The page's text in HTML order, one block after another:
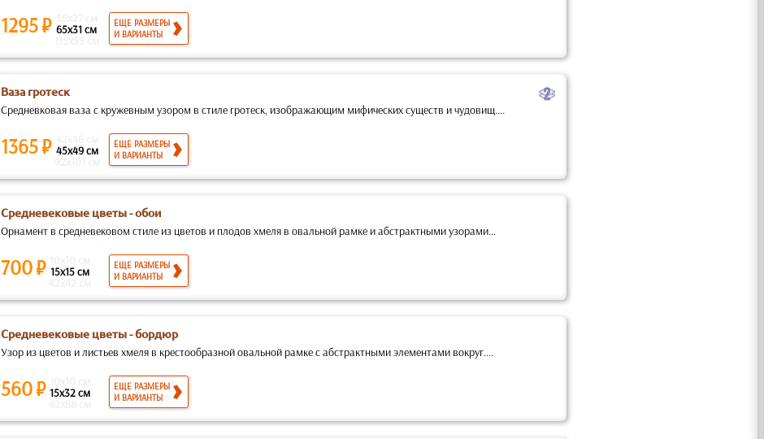
1295 ₽ 65x31 см
ЕЩЕ РАЗМЕРЫ
И ВАРИАНТЫ
Ваза гротеск b
Средневковая ваза с кружевным узором в стиле гротеск, изображающим мифических существ и чудовищ....
1365 ₽ 45x49 см
ЕЩЕ РАЗМЕРЫ
И ВАРИАНТЫ
Средневековые цветы - обои
Орнамент в средневековом стиле из цветов и плодов хмеля в овальной рамке и абстрактными узорами...
700 ₽ 15x15 см
ЕЩЕ РАЗМЕРЫ
И ВАРИАНТЫ
Средневековые цветы - бордюр
Узор из цветов и листьев хмеля в крестообразной овальной рамке с абстрактными элементами вокруг....
560 ₽ 15x32 см
ЕЩЕ РАЗМЕРЫ
И ВАРИАНТЫ